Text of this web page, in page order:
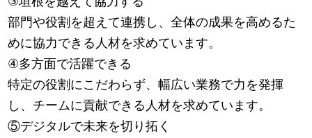
部門や役割を超えて連携し、全体の成果を高めるた
めに協力できる人材を求めています。
④多方面で活躍できる
特定の役割にこだわらず、幅広い業務で力を発揮
し、チームに貢献できる人材を求めています。
⑤デジタルで未来を切り拓く